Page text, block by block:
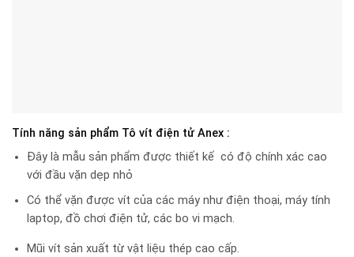
Tính năng sản phẩm Tô vít điện tử Anex :
Đây là mẫu sản phẩm được thiết kế có độ chính xác cao
với đầu vặn dẹp nhỏ
Có thể vặn được vít của các máy như điện thoại, máy tính
laptop, đồ chơi điện tử, các bo vi mạch.
Mũi vít sản xuất từ vật liệu thép cao cấp.